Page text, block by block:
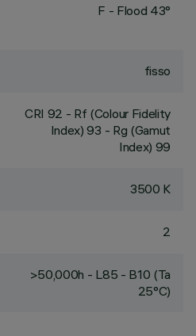
F - Flood 43°
fisso
CRI 92 - Rf (Colour Fidelity
Index) 93 - Rg (Gamut
Index) 99
3500 K
2
>50,000h - L85 - B10 (Ta
25°C)